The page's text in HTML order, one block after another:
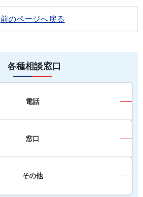
前のページへ戻る
各種相談窓口
電話
窓口
その他